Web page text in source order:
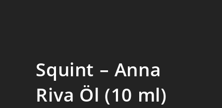
Squint – Anna
Riva Öl (10 ml)